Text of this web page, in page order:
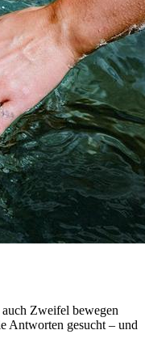
Zweifel bewegen
Antworten gesucht – und